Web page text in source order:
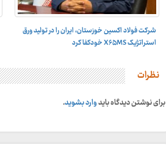
شرکت فولاد اکسین خوزستان، ایران را در تولید ورق
استراتژیک X۶۵MS خودکفا کرد
نظرات
برای نوشتن دیدگاه بایدوارد بشوید.